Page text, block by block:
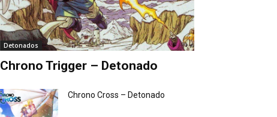
Detonados
Chrono Trigger – Detonado
Chrono Cross – Detonado